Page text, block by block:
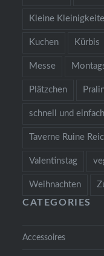
Kleine
Kuchen Kürbis
Messe
Plätzchen
schnell und einfach
Taverne Ruine
Valentinstag
Weihnachten
CATEGORIES
Accessoires